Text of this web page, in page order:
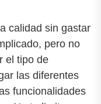
calidad sin gastar
pero no
el tipo de
las diferentes
funcionalidades